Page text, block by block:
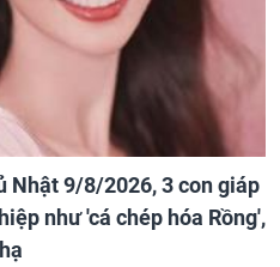
Nhật 9/8/2026, 3 con giáp
như 'cá chép hóa Rồng',